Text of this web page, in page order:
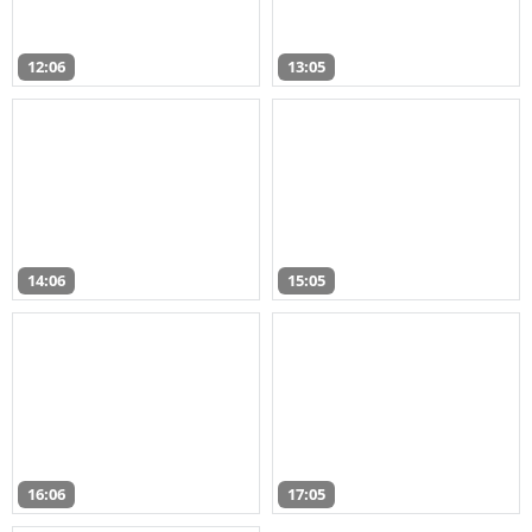
12:06 13:05
14:06 15:05
16:06 17:05